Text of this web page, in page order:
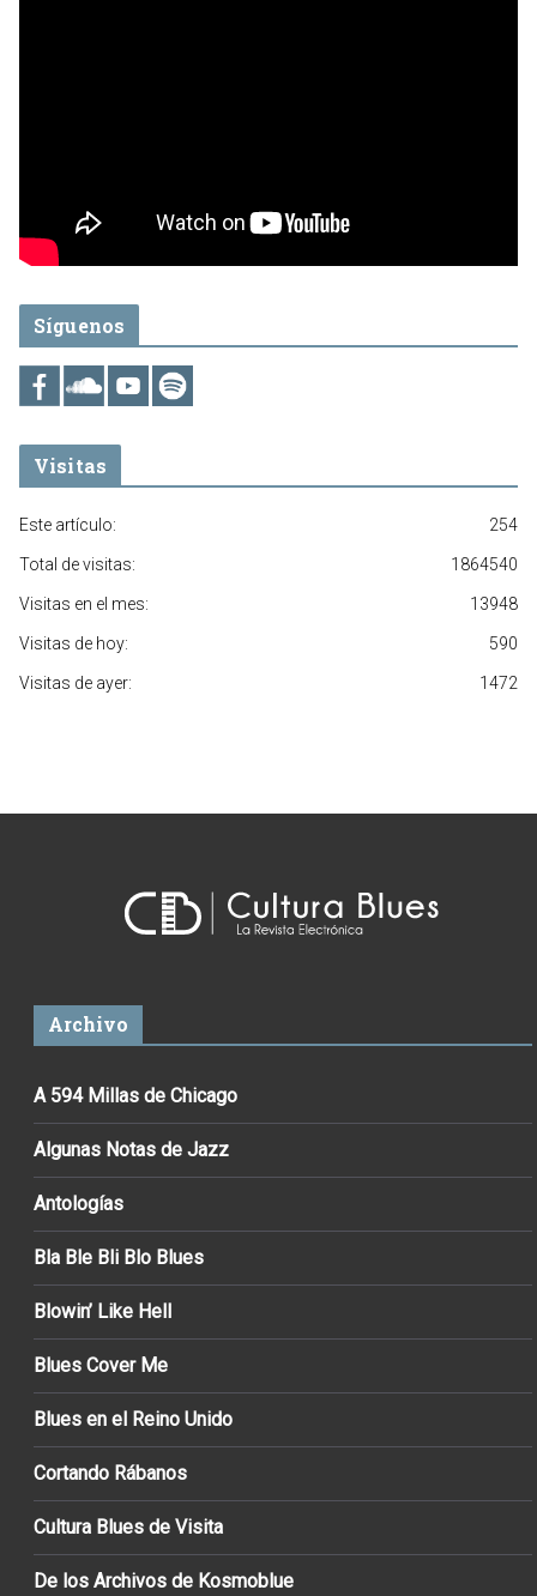
Síguenos
Visitas
254
Este artículo:
1864540
Total de visitas:
13948
Visitas en el mes:
590
Visitas de hoy:
1472
Visitas de ayer:
Archivo
A 594 Millas de Chicago
Algunas Notas de Jazz
Antologías
Bla Ble Bli Blo Blues
Blowin’ Like Hell
Blues Cover Me
Blues en el Reino Unido
Cortando Rábanos
Cultura Blues de Visita
De los Archivos de Kosmoblue